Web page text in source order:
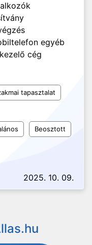
egyéb
cég
tapasztalat
Beosztott
2025. 10. 09.